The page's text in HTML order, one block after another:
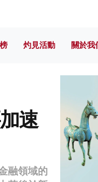
灼見活動 關於我
速
融領域的